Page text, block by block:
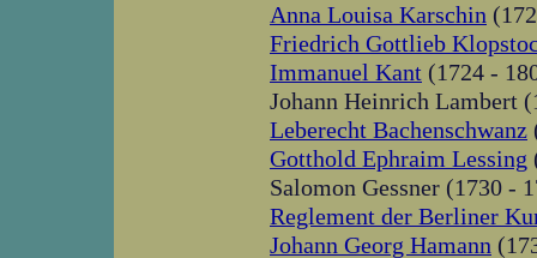
Anna Louisa Karschin
Friedrich Gottlieb
Immanuel Kant (1724 -
Johann Heinrich Lambert
Leberecht Bachenschwanz
Gotthold Ephraim Lessing
Salomon Gessner (1730 -
Reglement der Berliner
Johann Georg Hamann